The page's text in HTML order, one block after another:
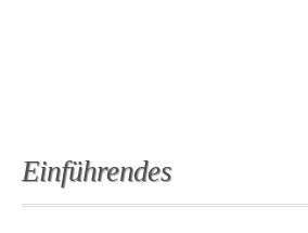
Einführendes